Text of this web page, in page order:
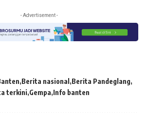
- Advertisement -
Berita nasional Berita Pandeglang
terkini Gempa Info banten